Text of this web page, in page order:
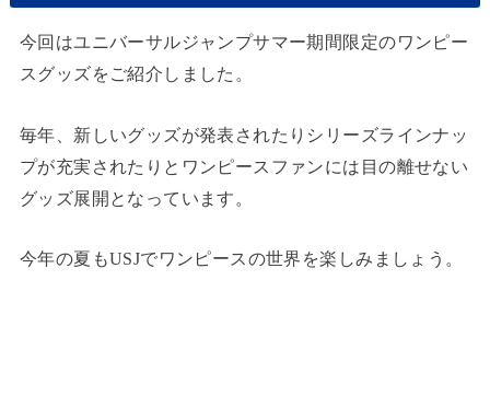
今回はユニバーサルジャンプサマー期間限定のワンピー
スグッズをご紹介しました。
毎年、新しいグッズが発表されたりシリーズラインナッ
プが充実されたりとワンピースファンには目の離せない
グッズ展開となっています。
今年の夏もUSJでワンピースの世界を楽しみましょう。